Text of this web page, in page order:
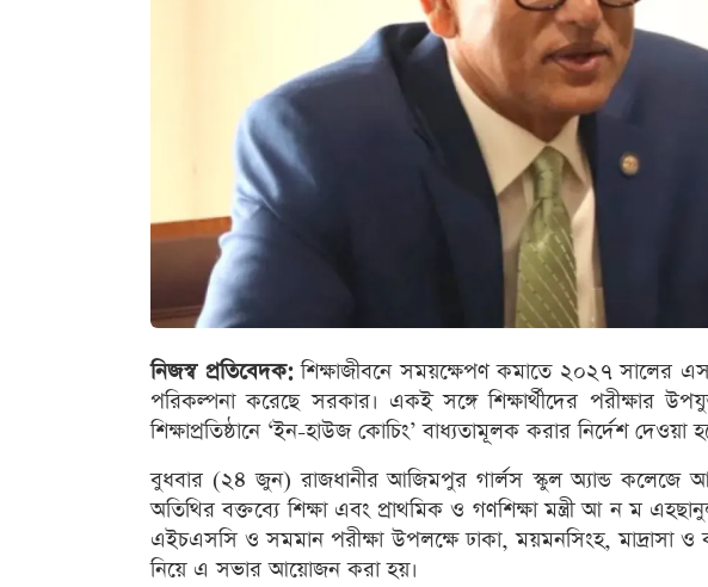
নিজস্ব প্রতিবেদক:শিক্ষাজীবনে সময়ক্ষেপণ কমাতে ২০২৭ সালের
পরিকল্পনা করেছে সরকার। একই সঙ্গে শিক্ষার্থীদের পরীক্ষার
শিক্ষাপ্রতিষ্ঠানে ‘ইন-হাউজ কোচিং’ বাধ্যতামূলক করার নির্দেশ দেওয়া
বুধবার (২৪ জুন) রাজধানীর আজিমপুর গার্লস স্কুল অ্যান্ড কলেজে
অতিথির বক্তব্যে শিক্ষা এবং প্রাথমিক ও গণশিক্ষা মন্ত্রী আ ন ম
এইচএসসি ও সমমান পরীক্ষা উপলক্ষে ঢাকা, ময়মনসিংহ, মাদ্রাসা ও
নিয়ে এ সভার আয়োজন করা হয়।